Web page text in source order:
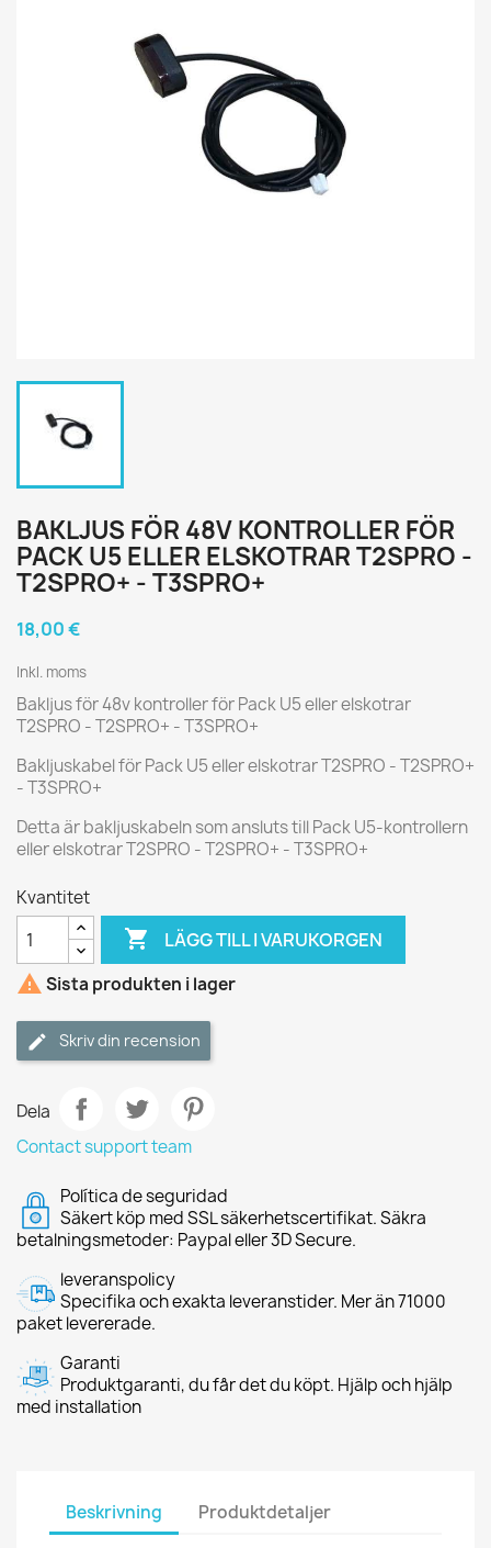
BAKLJUS FÖR 48V KONTROLLER FÖR
PACK U5 ELLER ELSKOTRAR T2SPRO -
T2SPRO+ - T3SPRO+
18,00 €
Inkl. moms
Bakljus för 48v kontroller för Pack U5 eller elskotrar
T2SPRO - T2SPRO+ - T3SPRO+
Bakljuskabel för Pack U5 eller elskotrar T2SPRO - T2SPRO+
- T3SPRO+
Detta är bakljuskabeln som ansluts till Pack U5-kontrollern
eller elskotrar T2SPRO - T2SPRO+ - T3SPRO+
Kvantitet
 LÄGG TILL I VARUKORGEN
 Sista produkten i lager
Skriv din recension
Dela
Contact support team
Política de seguridad
Säkert köp med SSL säkerhetscertifikat. Säkra
betalningsmetoder: Paypal eller 3D Secure.
leveranspolicy
Specifika och exakta leveranstider. Mer än 71000
paket levererade.
Garanti
Produktgaranti, du får det du köpt. Hjälp och hjälp
med installation
Beskrivning Produktdetaljer